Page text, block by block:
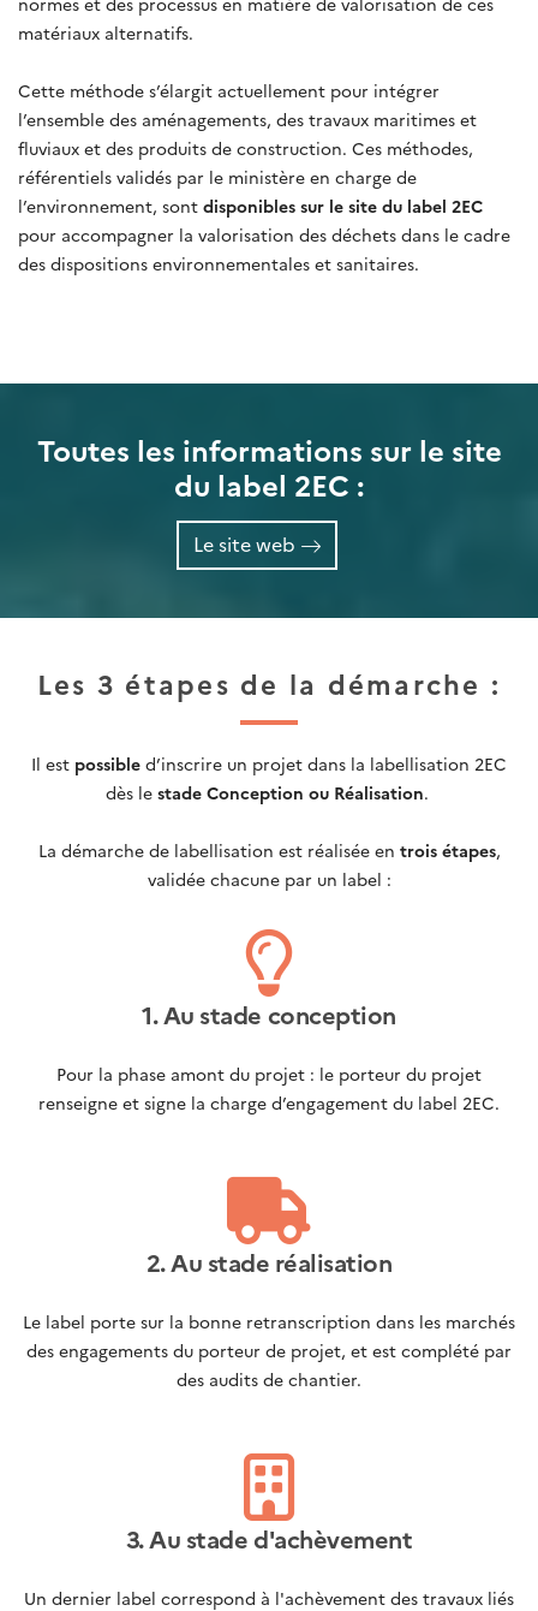
matériaux alternatifs.
Cette méthode s’élargit actuellement pour intégrer
l’ensemble des aménagements, des travaux maritimes et
fluviaux et des produits de construction. Ces méthodes,
référentiels validés par le ministère en charge de
l’environnement, sont disponibles sur le site du label 2EC
pour accompagner la valorisation des déchets dans le cadre
des dispositions environnementales et sanitaires.
Toutes les informations sur le site
du label 2EC :
Le site web
Les 3 étapes de la démarche :
Il est possible d’inscrire un projet dans la labellisation 2EC
dès le stade Conception ou Réalisation.
La démarche de labellisation est réalisée en trois étapes,
validée chacune par un label :
1. Au stade conception
Pour la phase amont du projet : le porteur du projet
renseigne et signe la charge d’engagement du label 2EC.
2. Au stade réalisation
Le label porte sur la bonne retranscription dans les marchés
des engagements du porteur de projet, et est complété par
des audits de chantier.
3. Au stade d'achèvement
Un dernier label correspond à l'achèvement des travaux liés